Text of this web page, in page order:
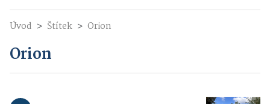
Úvod Štítek Orion
Orion